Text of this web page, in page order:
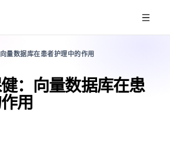
量数据库在患者护理中的作用
：向量数据库在患
用